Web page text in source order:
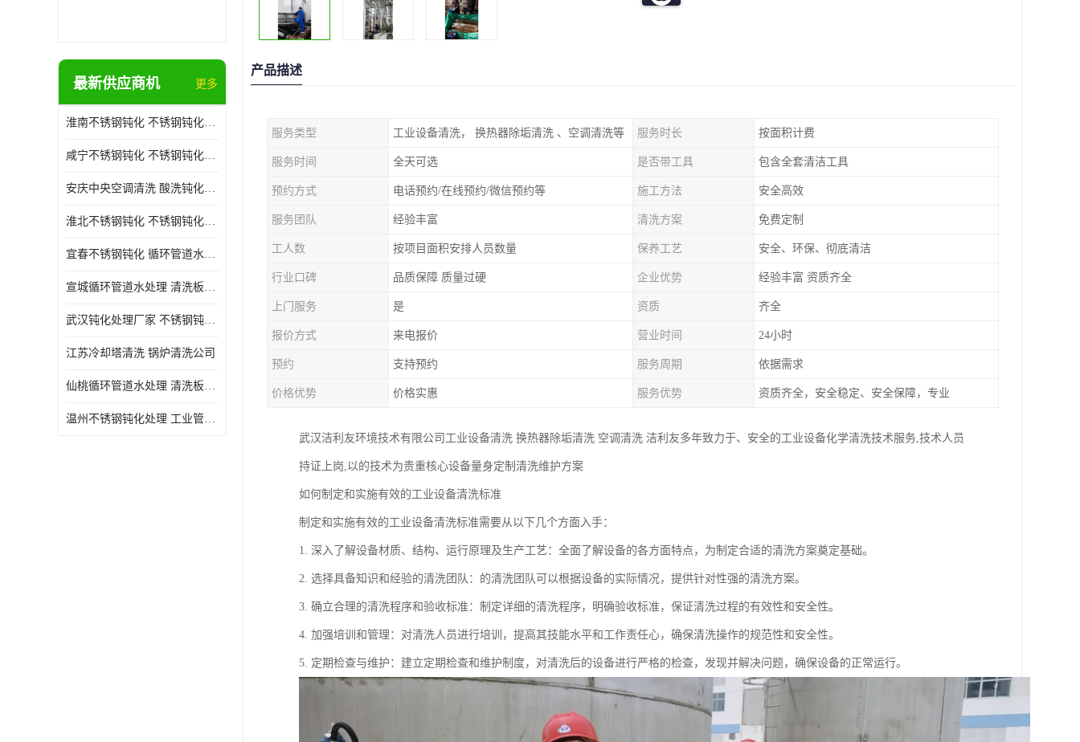
最新供应商机 更多
淮南不锈钢钝化 不锈钢钝化公司
咸宁不锈钢钝化 不锈钢钝化处理公司
安庆中央空调清洗 酸洗钝化公司
淮北不锈钢钝化 不锈钢钝化公司
宜春不锈钢钝化 循环管道水处理公司
宣城循环管道水处理 清洗板式换热器公司
武汉钝化处理厂家 不锈钢钝化公司
江苏冷却塔清洗 锅炉清洗公司
仙桃循环管道水处理 清洗板式换热器公司 服务好
温州不锈钢钝化处理 工业管道清洗公司 20年行业经验
产品描述
服务类型 工业设备清洗， 换热器除垢清洗 、空调清洗等 服务时长 按面积计费
服务时间 全天可选 是否带工具 包含全套清洁工具
预约方式 电话预约/在线预约/微信预约等 施工方法 安全高效
服务团队 经验丰富 清洗方案 免费定制
工人数 按项目面积安排人员数量 保养工艺 安全、环保、彻底清洁
行业口碑 品质保障 质量过硬 企业优势 经验丰富 资质齐全
上门服务 是 资质 齐全
报价方式 来电报价 营业时间 24小时
预约 支持预约 服务周期 依据需求
价格优势 价格实惠 服务优势 资质齐全，安全稳定、安全保障，专业
武汉洁利友环境技术有限公司工业设备清洗 换热器除垢清洗 空调清洗 洁利友多年致力于、安全的工业设备化学清洗技术服务,技术人员
持证上岗,以的技术为贵重核心设备量身定制清洗维护方案
如何制定和实施有效的工业设备清洗标准
制定和实施有效的工业设备清洗标准需要从以下几个方面入手：
1. 深入了解设备材质、结构、运行原理及生产工艺：全面了解设备的各方面特点，为制定合适的清洗方案奠定基础。
2. 选择具备知识和经验的清洗团队：的清洗团队可以根据设备的实际情况，提供针对性强的清洗方案。
3. 确立合理的清洗程序和验收标准：制定详细的清洗程序，明确验收标准，保证清洗过程的有效性和安全性。
4. 加强培训和管理：对清洗人员进行培训，提高其技能水平和工作责任心，确保清洗操作的规范性和安全性。
5. 定期检查与维护：建立定期检查和维护制度，对清洗后的设备进行严格的检查，发现并解决问题，确保设备的正常运行。